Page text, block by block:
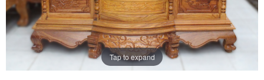
Tap to expand